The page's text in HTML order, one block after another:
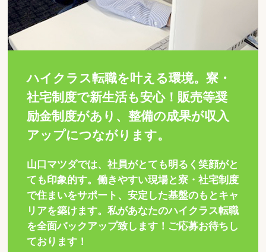
ハイクラス転職を叶える環境。寮・
社宅制度で新生活も安心！販売等奨
励金制度があり、整備の成果が収入
アップにつながります。
山口マツダでは、社員がとても明るく笑顔がと
ても印象的す。働きやすい現場と寮・社宅制度
で住まいをサポート、安定した基盤のもとキャ
リアを築けます。私があなたのハイクラス転職
を全面バックアップ致します！ご応募お待ちし
ております！